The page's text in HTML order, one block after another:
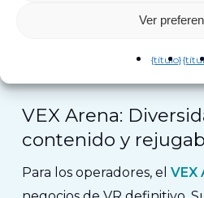
Ver
{título}
Descubre VEX
VEX Arena:
contenido y
Para los operadores, el VEX